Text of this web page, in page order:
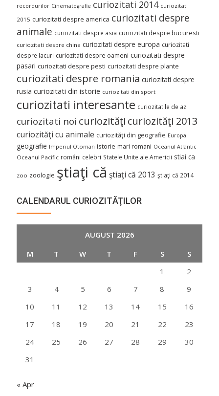
recordurilor Cinematografie curiozitati 2014 curiozitati
2015 curiozitati despre america curiozitati despre
animale curiozitati despre asia curiozitati despre bucuresti
curiozitati despre china curiozitati despre europa curiozitati
despre lacuri curiozitati despre oameni curiozitati despre
pasari curiozitati despre pesti curiozitati despre plante
curiozitati despre romania curiozitati despre
rusia curiozitati din istorie curiozitati din sport
curiozitati interesante curiozitatile de azi
curiozitati noi curiozităţi curiozităţi 2013
curiozităţi cu animale curiozităţi din geografie Europa
geografie Imperiul Otoman istorie mari romani Oceanul Atlantic
Oceanul Pacific români celebri Statele Unite ale Americii stiai ca
zoo zoologie ştiaţi că ştiaţi că 2013 ştiaţi că 2014
CALENDARUL CURIOZITĂŢILOR
AUGUST 2026
M
T W T F S
S
1
2
3
4 5 6 7 8
9
10
11 12 13 14 15
16
17
18 19 20 21 22
23
24
25 26 27 28 29
30
31
« Apr